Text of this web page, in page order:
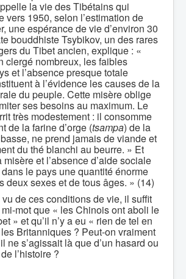
la vie des Tibétains qui
vers 1950, selon l’estimation de
une espérance de vie d’environ 30
bouddhiste Tsybikov, un des rares
du Tibet ancien, explique : «
clergé nombreux, les faibles
et l’absence presque totale
à l’évidence les causes de la
du peuple. Cette misère oblige
ses besoins au maximum. Le
très modestement : il consomme
de la farine d’orge (tsampa) de la
ne prend jamais de viande et
du thé blanchi au beurre. » Et
et l’absence d’aide sociale
le pays une quantité énorme
deux sexes et de tous âges. » (14)
de ces conditions de vie, il suffit
mot que « les Chinois ont aboli le
» et qu’il n’y a eu « rien de tel en
Britanniques ? Peut-on vraiment
ne s’agissait là que d’un hasard ou
l’histoire ?